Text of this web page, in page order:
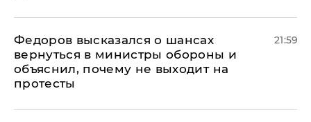
Федоров высказался о шансах
вернуться в министры обороны и
объяснил, почему не выходит на
протесты
21:59